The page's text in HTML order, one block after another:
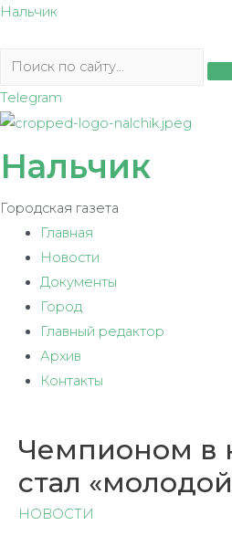
Перейти
содержимому
Нальчик
Telegram
Нальчик
Городская газета
Главная
Новости
Документы
Город
Главный редактор
Архив
Контакты
Чемпионом в
стал
НОВОСТИ